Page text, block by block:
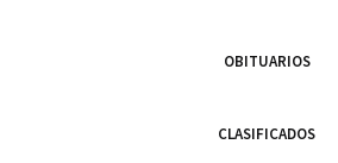
OBITUARIOS
CLASIFICADOS